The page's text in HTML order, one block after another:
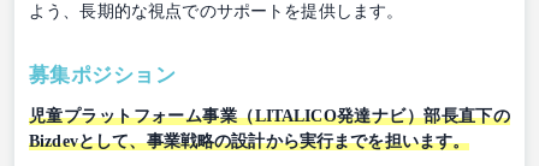
よう、長期的な視点でのサポートを提供します。
募集ポジション
児童プラットフォーム事業（LITALICO発達ナビ）部長直下の
Bizdevとして、事業戦略の設計から実行までを担います。